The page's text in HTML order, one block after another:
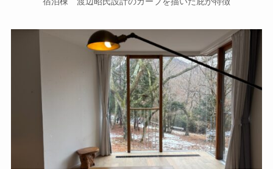
お部屋からは箱根の森が